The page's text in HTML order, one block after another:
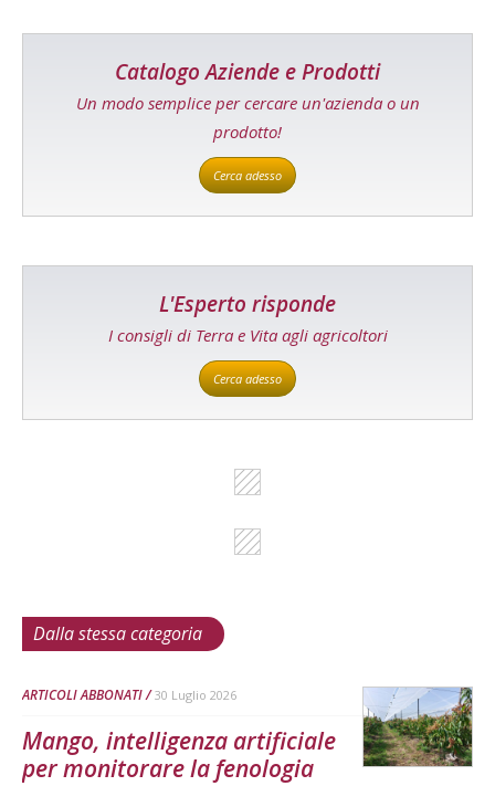
Catalogo Aziende e Prodotti
Un modo semplice per cercare un'azienda o un
prodotto!
Cerca adesso
L'Esperto risponde
I consigli di Terra e Vita agli agricoltori
Cerca adesso
Dalla stessa categoria
ARTICOLI ABBONATI 30 Luglio 2026
Mango, intelligenza artificiale
per monitorare la fenologia